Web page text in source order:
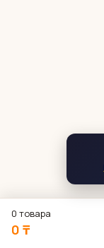
0 товара
0 ₸